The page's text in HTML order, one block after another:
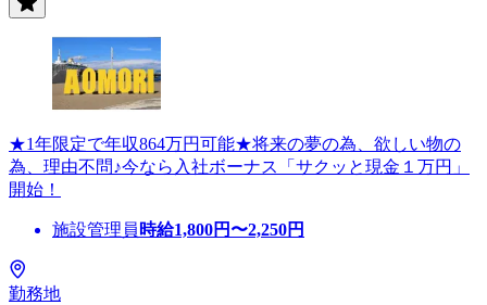
★1年限定で年収864万円可能★将来の夢の為、欲しい物の
為、理由不問♪今なら入社ボーナス「サクッと現金１万円」
開始！
施設管理員 時給1,800円〜2,250円
勤務地